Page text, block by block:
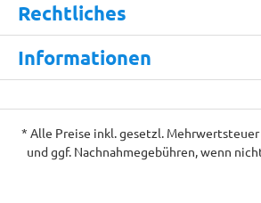
Rechtliches
Informationen
* Alle Preise inkl. gesetzl. Mehrwertsteuer
und ggf. Nachnahmegebühren, wenn